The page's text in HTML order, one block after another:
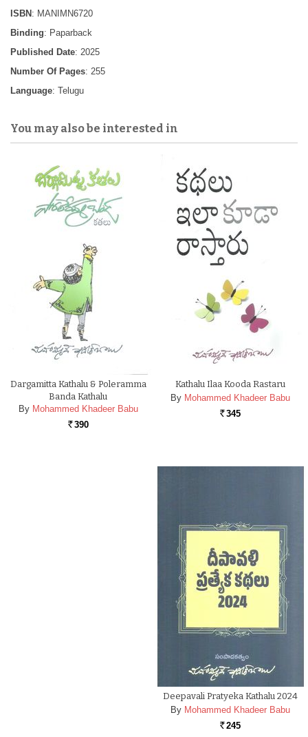
ISBN : MANIMN6720
Binding: Paparback
Published Date: 2025
Number Of Pages: 255
Language: Telugu
You may also be interested in
Dargamitta Kathalu & Poleramma
Banda Kathalu
By Mohammed Khadeer Babu
Rs. 390
Kathalu Ilaa Kooda Rastaru
By Mohammed Khadeer Babu
Rs. 345
Deepavali Pratyeka Kathalu 2024
By Mohammed Khadeer Babu
Rs. 245